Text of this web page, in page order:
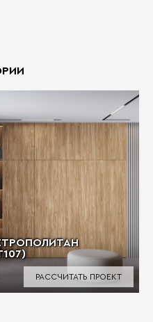
РАССЧИТАТЬ ПРОЕКТ